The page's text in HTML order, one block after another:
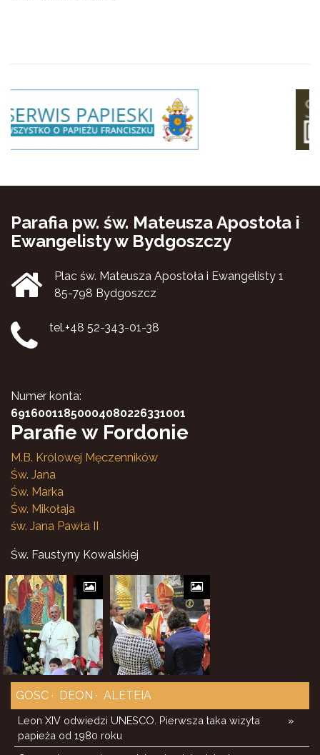
Parafia pw. św. Mateusza Apostoła i
Ewangelisty w Bydgoszczy
Plac św. Mateusza Apostoła i Ewangelisty 1
85-798 Bydgoszcz
tel.+48 52-343-01-38
Numer konta:
69160011850004080226331001
Parafie w Fordonie
M.B. Królowej Męczenników
Św. Jana
Św. Marka
Św. Mikołaja
św. Jana Pawła II
Św. Faustyny Kowalskiej
GOSC DEON ALETEIA
»
Leon XIV odwiedzi UNESCO. Pierwsza taka wizyta
papieża od 1980 roku